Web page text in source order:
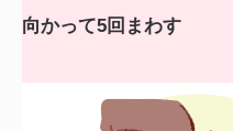
向かって5回まわす